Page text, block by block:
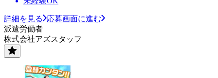
詳細を見る
応募画面に進む
派遣労働者
株式会社アズスタッフ